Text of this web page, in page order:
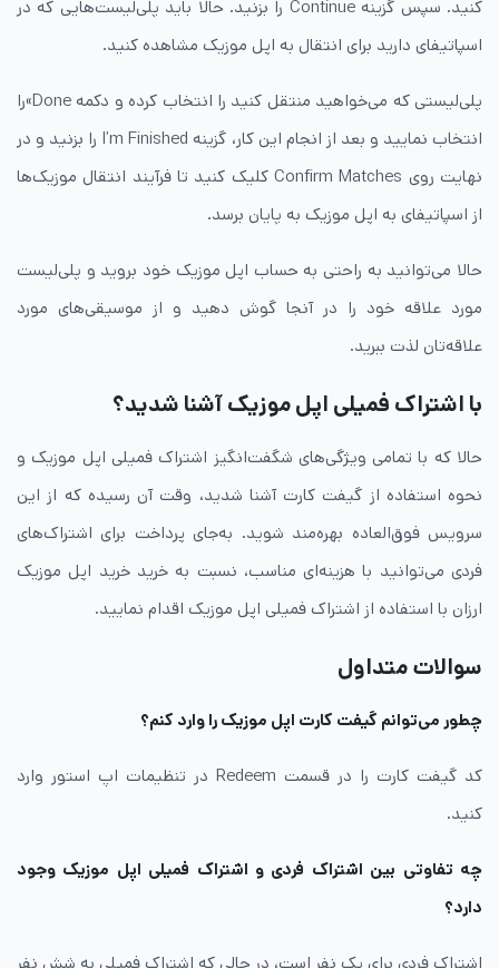
کنید. سپس گزینه Continue را بزنید. حالا باید پلی‌لیست‌هایی که در
اسپاتیفای دارید برای انتقال به اپل موزیک مشاهده کنید.
پلی‌لیستی که می‌خواهید منتقل کنید را انتخاب کرده و دکمه Done»را
انتخاب نمایید و بعد از انجام این کار، گزینه I’m Finished را بزنید و در
نهایت روی Confirm Matches کلیک کنید تا فرآیند انتقال موزیک‌ها
از اسپاتیفای به اپل موزیک به پایان برسد.
حالا می‌توانید به راحتی به حساب اپل موزیک خود بروید و پلی‌لیست
مورد علاقه خود را در آنجا گوش دهید و از موسیقی‌های مورد
علاقه‌تان لذت ببرید.
با اشتراک فمیلی اپل موزیک آشنا شدید؟
حالا که با تمامی ویژگی‌های شگفت‌انگیز اشتراک فمیلی اپل موزیک و
نحوه استفاده از گیفت کارت آشنا شدید، وقت آن رسیده که از این
سرویس فوق‌العاده بهره‌مند شوید. به‌جای پرداخت برای اشتراک‌های
فردی می‌توانید با هزینه‌ای مناسب، نسبت به خرید خرید اپل موزیک
ارزان با استفاده از اشتراک فمیلی اپل موزیک اقدام نمایید.
سوالات متداول
چطور می‌توانم گیفت کارت اپل موزیک را وارد کنم؟
کد گیفت کارت را در قسمت Redeem در تنظیمات اپ استور وارد
کنید.
چه تفاوتی بین اشتراک فردی و اشتراک فمیلی اپل موزیک وجود
دارد؟
اشتراک فردی برای یک نفر است، در حالی که اشتراک فمیلی به شش نفر